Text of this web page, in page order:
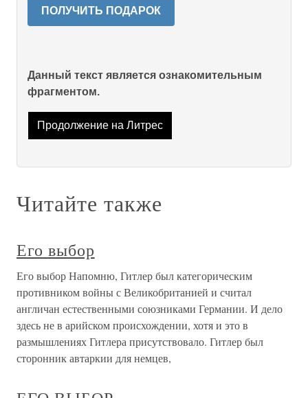
ПОЛУЧИТЬ ПОДАРОК
Данный текст является ознакомительным
фрагментом.
Продолжение на Литрес
Читайте также
Его выбор
Его выбор Напомню, Гитлер был категорическим
противником войны с Великобританией и считал
англичан естественными союзниками Германии. И дело
здесь не в арийском происхождении, хотя и это в
размышлениях Гитлера присутствовало. Гитлер был
сторонник автаркии для немцев,